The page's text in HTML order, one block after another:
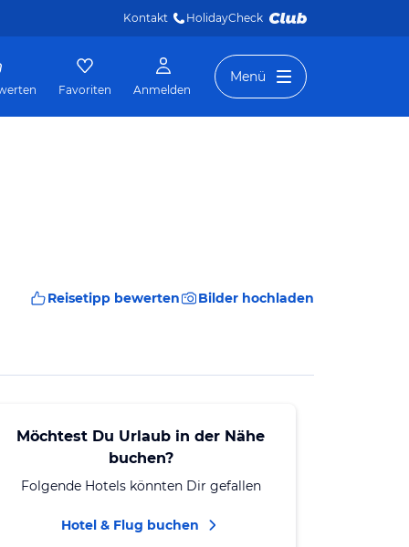
Kontakt HolidayCheck
Favoriten Anmelden
Menü
Reisetipp bewerten Bilder hochladen
Möchtest Du Urlaub in der Nähe
buchen?
Folgende Hotels könnten Dir gefallen
Hotel & Flug buchen